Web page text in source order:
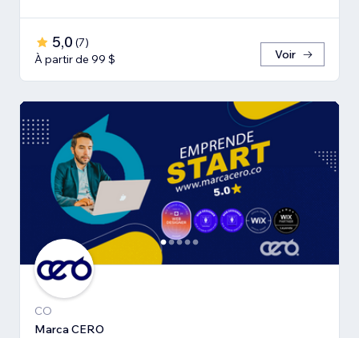
5,0 (7)
À partir de 99 $
Voir
CO
Marca CERO